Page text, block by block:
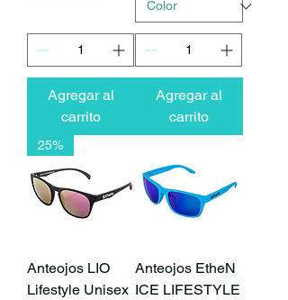
Agregar al
carrito
Agregar al
carrito
25%
Anteojos LIO
Lifestyle Unisex
Anteojos EtheN
ICE LIFESTYLE